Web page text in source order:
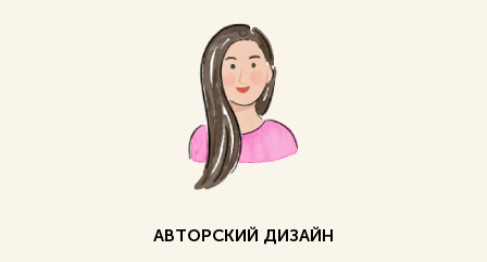
АВТОРСКИЙ ДИЗАЙН